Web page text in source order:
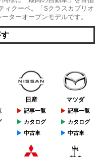
ィクーペ。「Sクラスカブリオ
ターオープンモデルです。
日産
記事一覧
カタログ
中古車
マツダ
記事一覧
カタログ
中古車